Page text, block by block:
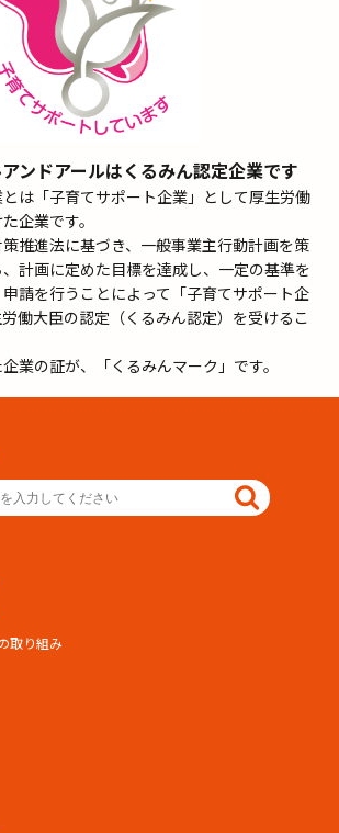
ンドアールはくるみん認定企業です
は「子育てサポート企業」として厚生労働
企業です。
推進法に基づき、一般事業主行動計画を策
計画に定めた目標を達成し、一定の基準を
請を行うことによって「子育てサポート企
働大臣の認定（くるみん認定）を受けるこ
業の証が、「くるみんマーク」です。
取り組み